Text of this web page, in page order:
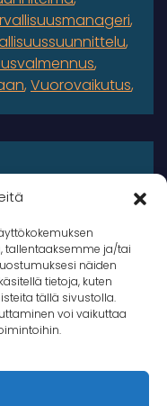
tallentaaksemme ja/tai
näiden
tietoja, kuten
tällä sivustolla.
voi vaikuttaa
Vuorovaikutus
Oy